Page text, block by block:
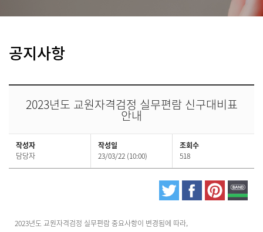
공지사항
2023년도 교원자격검정 실무편람 신구대비표
안내
작성자
담당자
작성일
23/03/22 (10:00)
조회수
518
2023년도 교원자격검정 실무편람 중요사항이 변경됨에 따라,